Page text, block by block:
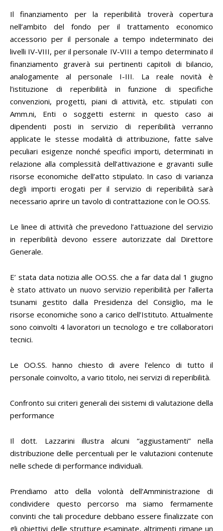
Il finanziamento per la reperibilità troverà copertura
nell’ambito del fondo per il trattamento economico
accessorio per il personale a tempo indeterminato dei
livelli IV-VIII, per il personale IV-VIII a tempo determinato il
finanziamento graverà sui pertinenti capitoli di bilancio,
analogamente al personale I-III. La reale novità è
l’istituzione di reperibilità in funzione di specifiche
convenzioni, progetti, piani di attività, etc. stipulati con
Amm.ni, Enti o soggetti esterni: in questo caso ai
dipendenti posti in servizio di reperibilità verranno
applicate le stesse modalità di attribuzione, fatte salve
peculiari esigenze nonché specifici importi, determinati in
relazione alla complessità dell’attivazione e gravanti sulle
risorse economiche dell’atto stipulato. In caso di varianza
degli importi erogati per il servizio di reperibilità sarà
necessario aprire un tavolo di contrattazione con le OO.SS.
Le linee di attività che prevedono l’attuazione del servizio
in reperibilità devono essere autorizzate dal Direttore
Generale.
E’ stata data notizia alle OO.SS. che a far data dal 1 giugno
è stato attivato un nuovo servizio reperibilità per l’allerta
tsunami gestito dalla Presidenza del Consiglio, ma le
risorse economiche sono a carico dell’Istituto. Attualmente
sono coinvolti 4 lavoratori un tecnologo e tre collaboratori
tecnici.
Le OO.SS. hanno chiesto di avere l’elenco di tutto il
personale coinvolto, a vario titolo, nei servizi di reperibilità.
Confronto sui criteri generali dei sistemi di valutazione della
performance
Il dott. Lazzarini illustra alcuni “aggiustamenti” nella
distribuzione delle percentuali per le valutazioni contenute
nelle schede di performance individuali.
Prendiamo atto della volontà dell’Amministrazione di
condividere questo percorso ma siamo fermamente
convinti che tali procedure debbano essere finalizzate con
gli obiettivi delle strutture esaminate, altrimenti rimane un